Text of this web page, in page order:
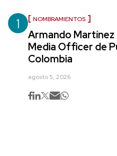
1 NOMBRAMIENTOS
Armando
Media Officer de
Colombia
agosto 5, 2026